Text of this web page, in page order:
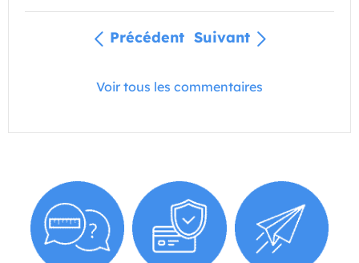
Précédent Suivant
Voir tous les commentaires